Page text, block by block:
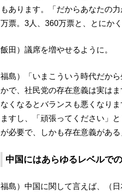
もあります。「だからあなたの
万票。3人、360万票と、とにか
飯田）議席を増やせるように。
福島）「いまこういう時代だか
かで、社民党の存在意義は実は
なくなるとバランスも悪くなり
ますし、「頑張ってください」
が必要で、しかも存在意義があ
中国にはあらゆるレベルで
福島）中国に関して言えば、（